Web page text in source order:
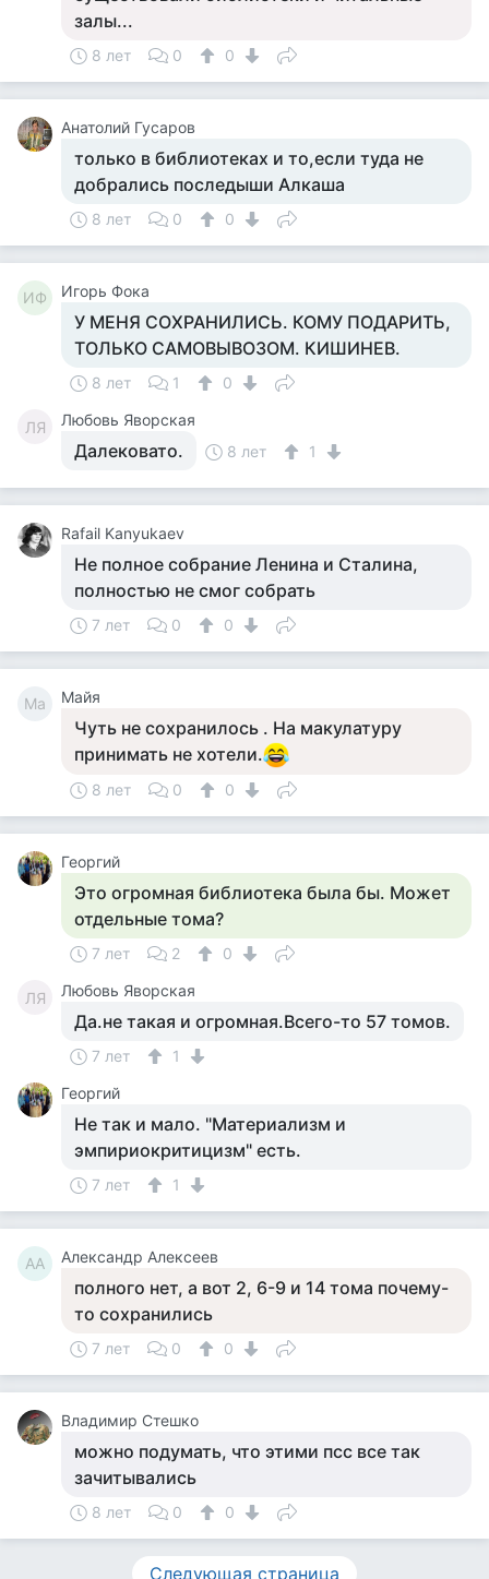
залы...
8 лет 0 0
Анатолий Гусаров
только в библиотеках и то,если туда не
добрались последыши Алкаша
8 лет 0 0
ИФ Игорь Фока
У МЕНЯ СОХРАНИЛИСЬ. КОМУ ПОДАРИТЬ,
ТОЛЬКО САМОВЫВОЗОМ. КИШИНЕВ.
8 лет 1 0
ЛЯ Любовь Яворская
Далековато. 8 лет 1
Rafail Kanyukaev
Не полное собрание Ленина и Сталина,
полностью не смог собрать
7 лет 0 0
Ма Майя
Чуть не сохранилось . На макулатуру
принимать не хотели.
8 лет 0 0
Георгий
Это огромная библиотека была бы. Может
отдельные тома?
7 лет 2 0
ЛЯ Любовь Яворская
Да.не такая и огромная.Всего-то 57 томов.
7 лет
1
Георгий
Не так и мало. "Материализм и
эмпириокритицизм" есть.
7 лет 1
АА Александр Алексеев
полного нет, а вот 2, 6-9 и 14 тома почему-
то сохранились
7 лет 0 0
Владимир Стешко
можно подумать, что этими псс все так
зачитывались
8 лет 0 0
Следующая страница